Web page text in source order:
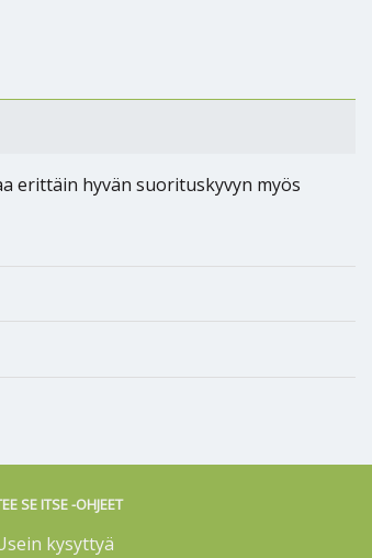
erittäin hyvän suorituskyvyn myös
SE ITSE -OHJEET
kysyttyä